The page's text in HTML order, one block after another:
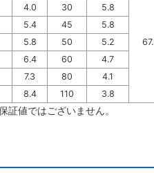
4.0 30 5.8
5.4 45
5.8
5.8 50
5.2
6.4 60
4.7
7.3 80
4.1
8.4 110 3.8
証値ではございません。